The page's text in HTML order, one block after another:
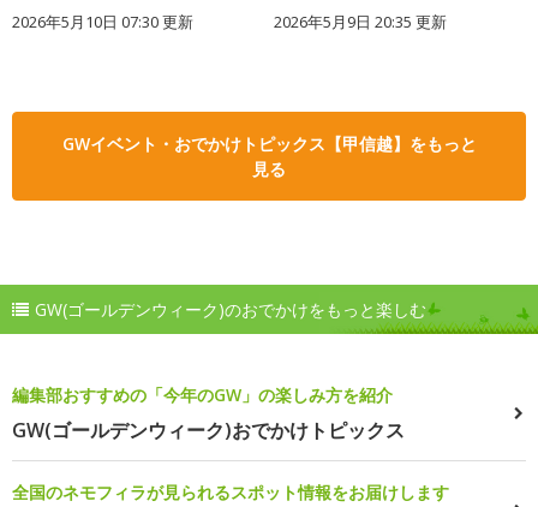
2026年5月10日 07:30 更新 2026年5月9日 20:35 更新
GWイベント・おでかけトピックス【甲信越】をもっと
見る
GW(ゴールデンウィーク)のおでかけをもっと楽しむ
編集部おすすめの「今年のGW」の楽しみ方を紹介
GW(ゴールデンウィーク)おでかけトピックス
全国のネモフィラが見られるスポット情報をお届けします